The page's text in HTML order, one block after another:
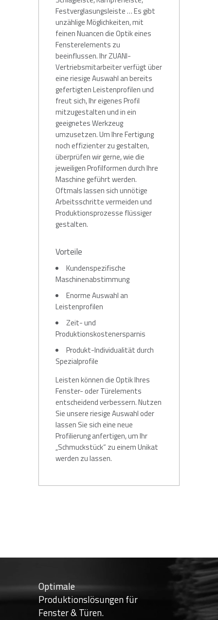
Festverglasungsleiste … Es gibt
unzählige Möglichkeiten, mit
feinen Nuancen die Optik eines
Fensterelements zu
beeinflussen. Ihr ZUANI-
Vertriebsmitarbeiter verfügt über
eine riesige Auswahl an bereits
gefertigten Leistenprofilen und
freut sich, Ihr eigenes Profil
mitzugestalten und in ein
geeignetes Werkzeug
umzusetzen. Um Ihre Fertigung
noch effizienter zu gestalten,
überprüfen wir gerne, wie die
jeweiligen Profilformen durch Ihre
Maschine geführt werden.
Oftmals lassen sich unnötige
Arbeitsschritte vermeiden und
Produktionsprozesse flüssiger
gestalten.
Vorteile
Kundenspezifische
Maschinenabstimmung
Enorme Auswahl an
Leistenprofilen
Zeit- und
Produktionskostenersparnis
Produkt-Individualität durch
Spezialprofile
Leisten können die Optik Ihres
Fenster- oder Türelements
entscheidend verbessern. Nutzen
Sie unsere riesige Auswahl oder
lassen Sie sich eine neue
Profilierung anfertigen, um Ihr
„Schmuckstück“ zu einem Unikat
werden zu lassen.
Optimale
Produktionslösungen für
Fenster & Türen.